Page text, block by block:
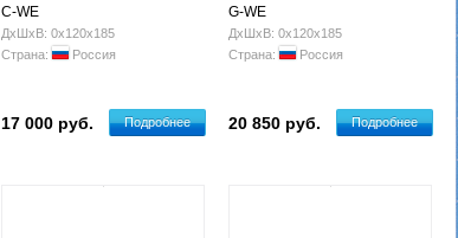
C-WE
ДхШхВ: 0х120х185
Страна:
Россия
17 000 руб. Подробнее
G-WE
ДхШхВ: 0х120х185
Страна:
Россия
20 850 руб. Подробнее